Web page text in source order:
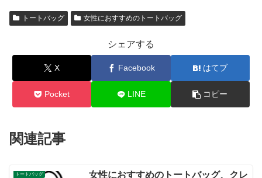
トートバッグ 女性におすすめのトートバッグ
シェアする
X Facebook はてブ
Pocket LINE コピー
関連記事
トートバッグ
女性におすすめのトートバッグ、クレ